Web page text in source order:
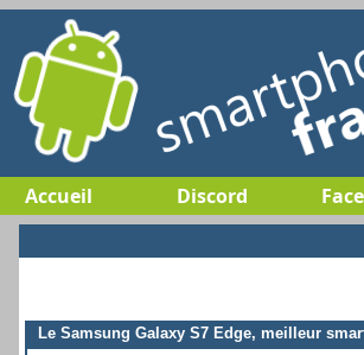
Accueil Discord
Le Samsung Galaxy S7 Edge, meilleur